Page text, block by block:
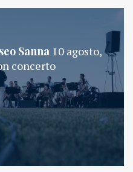
Sanna 10 agosto,
concerto